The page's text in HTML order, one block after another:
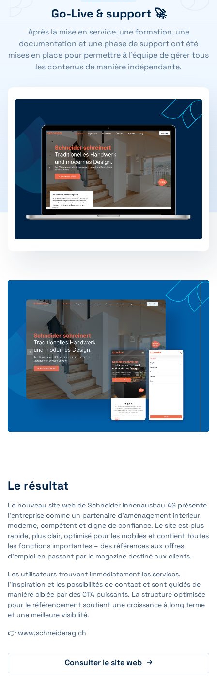
Go-Live & support 🚀
Après la mise en service, une formation, une
documentation et une phase de support ont été
mises en place pour permettre à l'équipe de gérer tous
les contenus de manière indépendante.
Le résultat
Le nouveau site web de Schneider Innenausbau AG présente
l’entreprise comme un partenaire d’aménagement intérieur
moderne, compétent et digne de confiance. Le site est plus
rapide, plus clair, optimisé pour les mobiles et contient toutes
les fonctions importantes – des références aux offres
d’emploi en passant par le magazine destiné aux clients.
Les utilisateurs trouvent immédiatement les services,
l’inspiration et les possibilités de contact et sont guidés de
manière ciblée par des CTA puissants. La structure optimisée
pour le référencement soutient une croissance à long terme
et une meilleure visibilité.
👉 www.schneiderag.ch
Consulter le site web